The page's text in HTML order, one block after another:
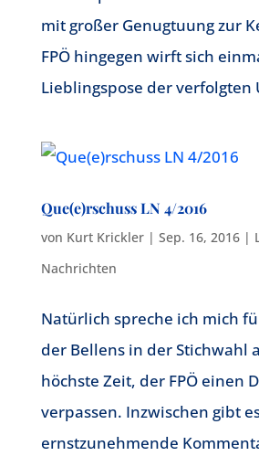
mit großer Genugtuung zur
FPÖ hingegen wirft sich
Lieblingspose der verfolgten
Que(e)rschuss LN 4/2016
von Kurt Krickler| Sep. 16, 2016|
Nachrichten
Natürlich spreche ich mich
der Bellens in der Stichwahl
höchste Zeit, der FPÖ einen
verpassen. Inzwischen gibt
ernstzunehmende